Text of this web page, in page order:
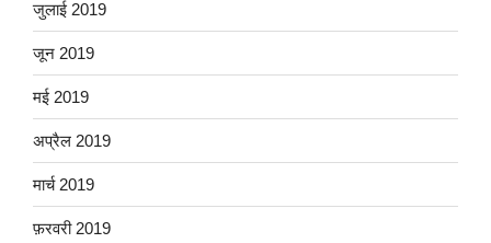
जुलाई 2019
जून 2019
मई 2019
अप्रैल 2019
मार्च 2019
फ़रवरी 2019